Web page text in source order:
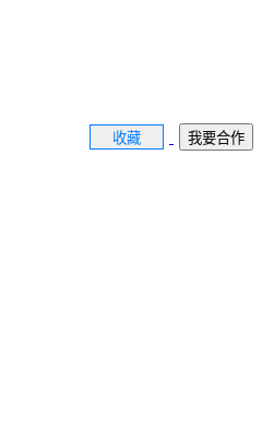
收藏 我要合作